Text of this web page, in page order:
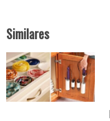
Similares